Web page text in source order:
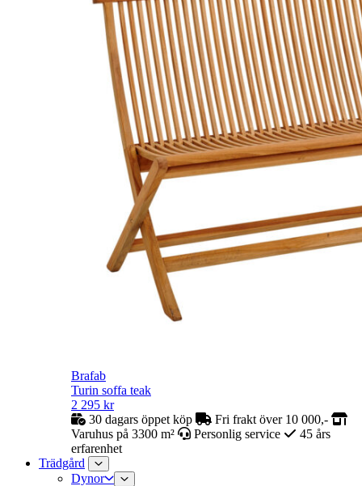
Brafab
Turin soffa teak
2 295 kr
30 dagars öppet köp
Fri frakt över 10 000,-
Varuhus på 3300 m²
Personlig service
45 års
erfarenhet
Trädgård
Dynor